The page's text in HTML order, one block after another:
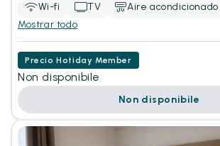
Wi-fi TV
Aire acondicionado
Mostrar todo
Precio Hotiday Member
Non disponibile
Non disponibile